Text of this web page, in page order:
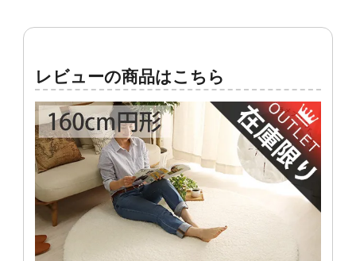
レビューの商品はこちら